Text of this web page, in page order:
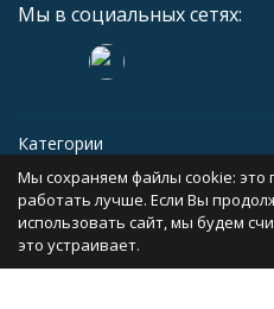
Мы в социальных сетях:
Категории
Информация
Политика персональных данных
Мы сохраняем файлы cookie: это
работать лучше. Если Вы
использовать сайт, мы будем
это устраивает.